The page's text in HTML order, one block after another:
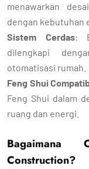
menawarkan
dengan kebutuhan
Sistem Cerdas:
dilengkapi
otomatisasi rumah.
Feng Shui
Feng Shui dalam
ruang dan energi.
Bagaimana
Construction?